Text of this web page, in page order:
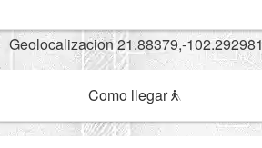
Geolocalizacion 21.88379,-102.292981
Como llegar